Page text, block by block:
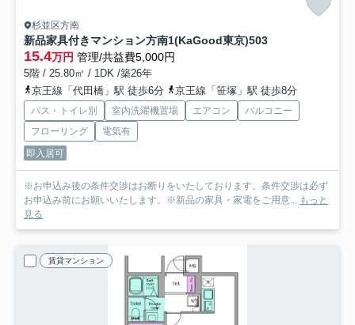
杉並区方南
新品家具付きマンション方南1(KaGood東京)503
15.4万円 管理/共益費5,000円
5階 / 25.80㎡ / 1DK /築26年
京王線「代田橋」駅 徒歩6分
京王線「笹塚」駅 徒歩8分
バス・トイレ別 室内洗濯機置場 エアコン
バルコニー
フローリング
電気有
即入居可
※お申込み後の条件交渉はお断りをいたしております。条件交渉は必ず
お申込み前にお願いいたします。※新品の家具・家電をご用意... もっと
見る
賃貸マンション